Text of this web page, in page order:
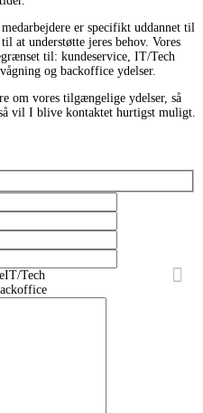
er specifikt uddannet til
at understøtte jeres behov. Vores
til: kundeservice, IT/Tech
og backoffice ydelser.
om vores tilgængelige ydelser, så
vil I blive kontaktet hurtigst muligt.
IT/Tech